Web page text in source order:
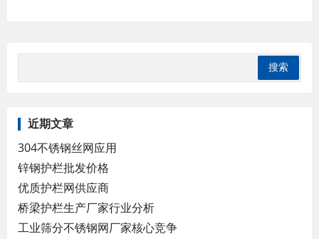
近期文章
304不锈钢丝网应用
锌钢护栏批发价格
优质护栏网供应商
桥梁护栏生产厂家行业分析
工业筛分不锈钢网厂家核心竞争